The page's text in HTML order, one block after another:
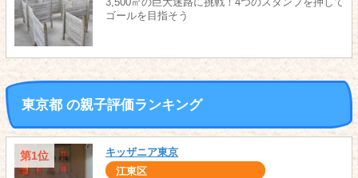
ゴールを目指そう
東京都 の親子評価ランキング
第1位 キッザニア東京
江東区